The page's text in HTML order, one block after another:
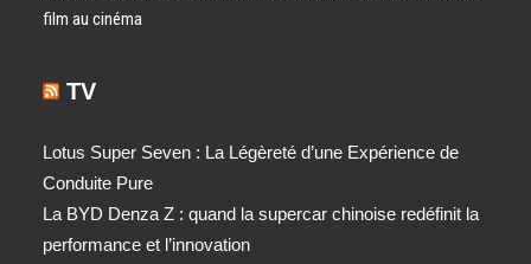
film au cinéma
TV
Lotus Super Seven : La Légèreté d’une Expérience de
Conduite Pure
La BYD Denza Z : quand la supercar chinoise redéfinit la
performance et l’innovation